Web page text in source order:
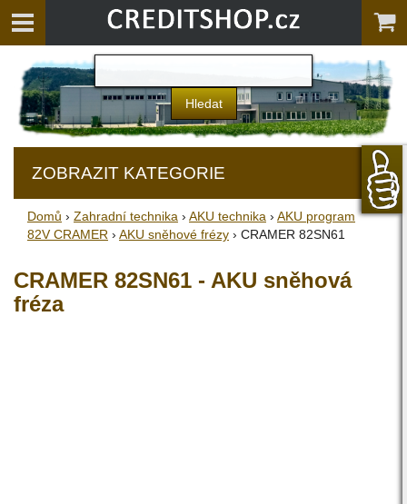
ZOBRAZIT KATEGORIE
Domů › Zahradní technika › AKU technika › AKU program
82V CRAMER › AKU sněhové frézy › CRAMER 82SN61
CRAMER 82SN61 - AKU sněhová
fréza